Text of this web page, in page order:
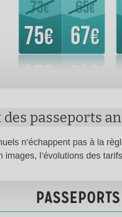
passeports
n’échappent pas à la
images, l’évolutions des